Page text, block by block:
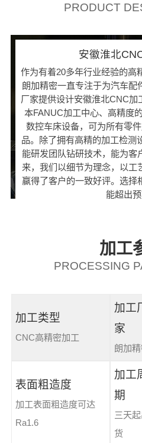
PRODUCT
安徽淮北
作为有着20多年行业经验的高
朗加精密一直专注于为汽车配
厂家提供设计安徽淮北CNC加
本FANUC加工中心、高精度
数控车床设备，可为所有零
品。除了拥有高精的加工检测
能研发团队钻研技术，能为客
来，我们以细节为理念，以工
赢得了客户的一致好评。选择
能超出预
加工
PROCESSING
加工类型
CNC高精密加工
加工厂
家
朗加
表面粗造度
加工表面粗造度可达
Ra1.6
加工
期
三天
货